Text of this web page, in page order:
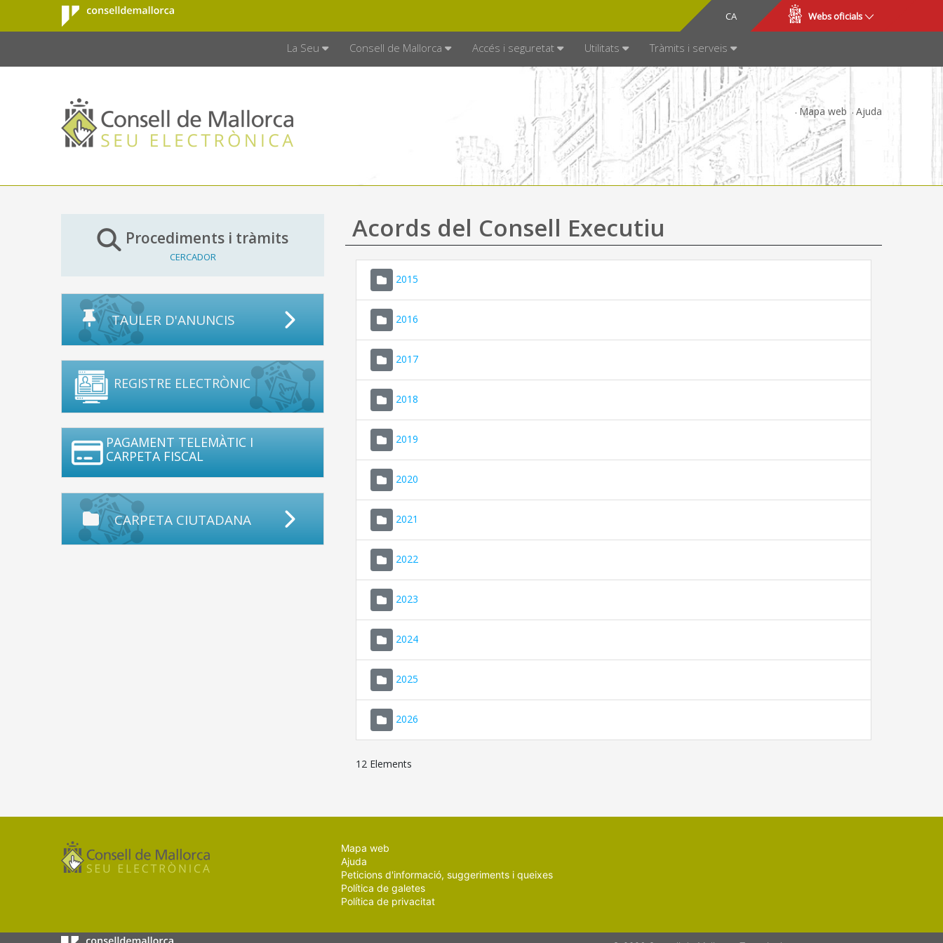
Salta al contingut principal
Consell de
Mallorca
CA
ES Webs oficials
La Seu Consell de Mallorca Accés i seguretat Utilitats Tràmits i serveis
Mapa web Ajuda
Procediments i tràmits
CERCADOR
TAULER D'ANUNCIS
REGISTRE ELECTRÒNIC
PAGAMENT TELEMÀTIC I
CARPETA FISCAL
CARPETA CIUTADANA
Acords del Consell Executiu
2015
2016
2017
2018
2019
2020
2021
2022
2023
2024
2025
2026
12 Elements
Mapa web
Ajuda
Peticions d'informació, suggeriments i queixes
Política de galetes
Política de privacitat